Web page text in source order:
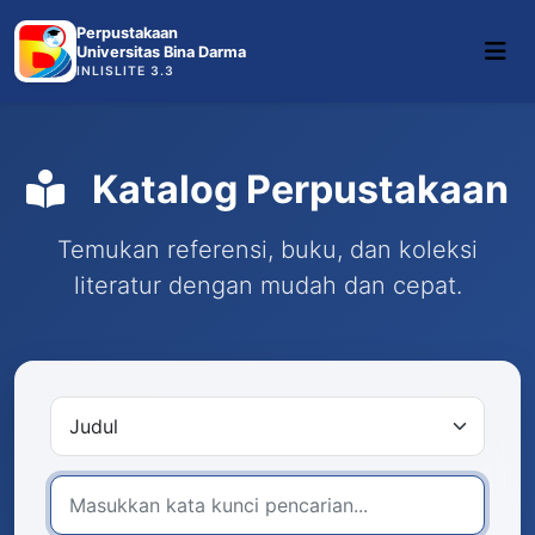
Perpustakaan
Universitas Bina Darma
INLISLITE 3.3
Katalog Perpustakaan
Temukan referensi, buku, dan koleksi
literatur dengan mudah dan cepat.